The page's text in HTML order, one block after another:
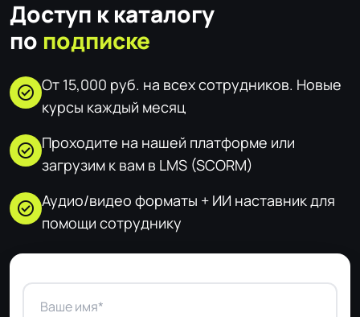
Доступ к каталогу
по подписке
check_circle От 15,000 руб. на всех сотрудников. Новые
курсы каждый месяц
check_circle Проходите на нашей платформе или
загрузим к вам в LMS (SCORM)
check_circle Аудио/видео форматы + ИИ наставник для
помощи сотруднику